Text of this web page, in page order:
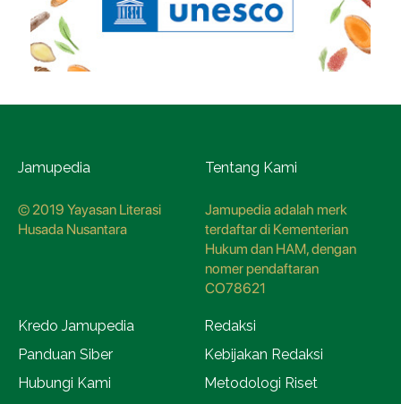
Jamupedia
© 2019 Yayasan Literasi
Husada Nusantara
Tentang Kami
Jamupedia adalah merk
terdaftar di Kementerian
Hukum dan HAM, dengan
nomer pendaftaran
CO78621
Kredo Jamupedia
Redaksi
Panduan Siber
Kebijakan Redaksi
Hubungi Kami
Metodologi Riset